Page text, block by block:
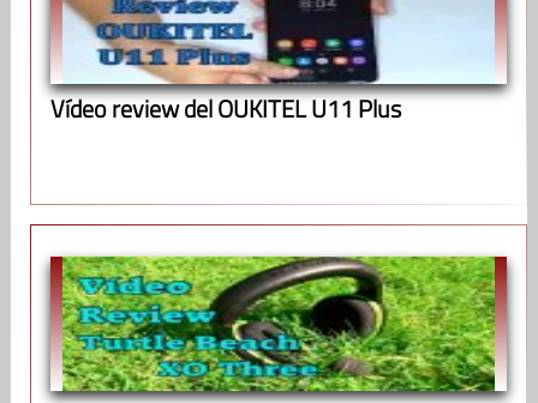
Vídeo review del OUKITEL U11 Plus